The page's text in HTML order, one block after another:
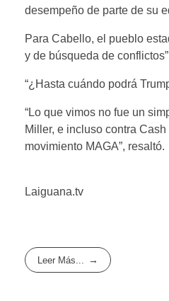
desempeño de parte de su
Para Cabello, el pueblo
y de búsqueda de
“¿Hasta cuándo podrá
“Lo que vimos no fue un
Miller, e incluso contra
movimiento MAGA”, resaltó.
Laiguana.tv
Leer Más...